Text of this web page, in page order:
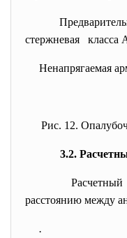
стержневая класса
Ненапрягаемая
Рис. 12.
3.2.
расстоянию между
.